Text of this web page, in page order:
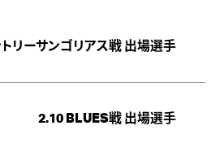
リーサンゴリアス戦 出場選手
2.10 BLUES戦 出場選手